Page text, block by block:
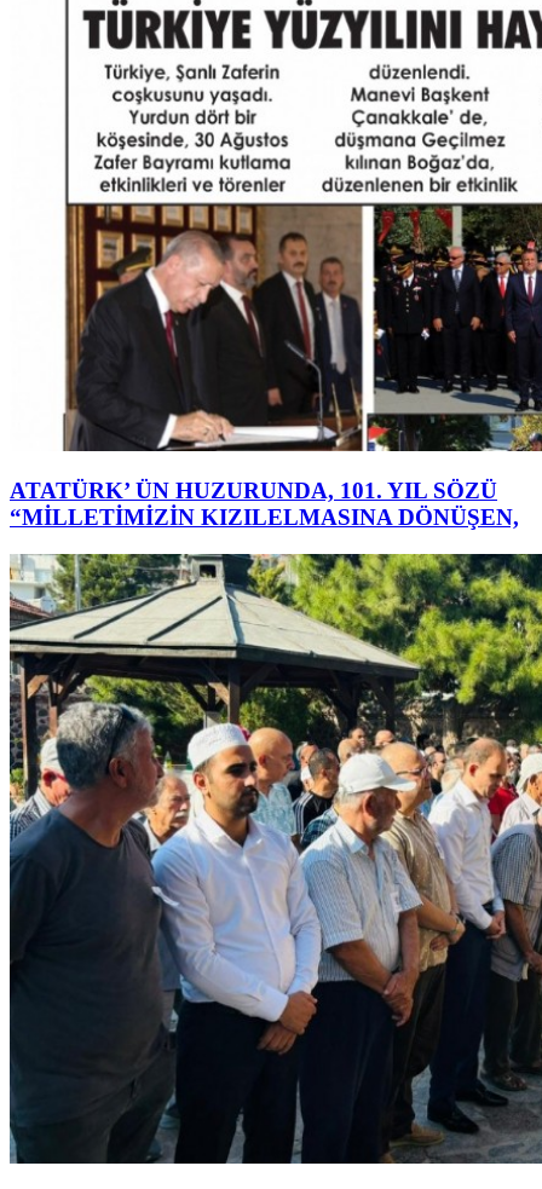
ATATÜRK’ ÜN HUZURUNDA, 101. YIL SÖZÜ
“MİLLETİMİZİN KIZILELMASINA DÖNÜŞEN,